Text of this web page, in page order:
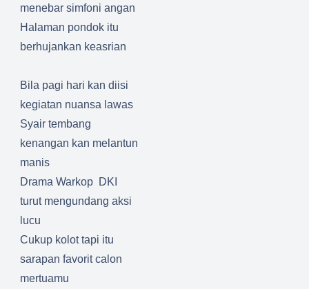
menebar simfoni angan
Halaman pondok itu
berhujankan keasrian
Bila pagi hari kan diisi
kegiatan nuansa lawas
Syair tembang
kenangan kan melantun
manis
Drama Warkop DKI
turut mengundang aksi
lucu
Cukup kolot tapi itu
sarapan favorit calon
mertuamu